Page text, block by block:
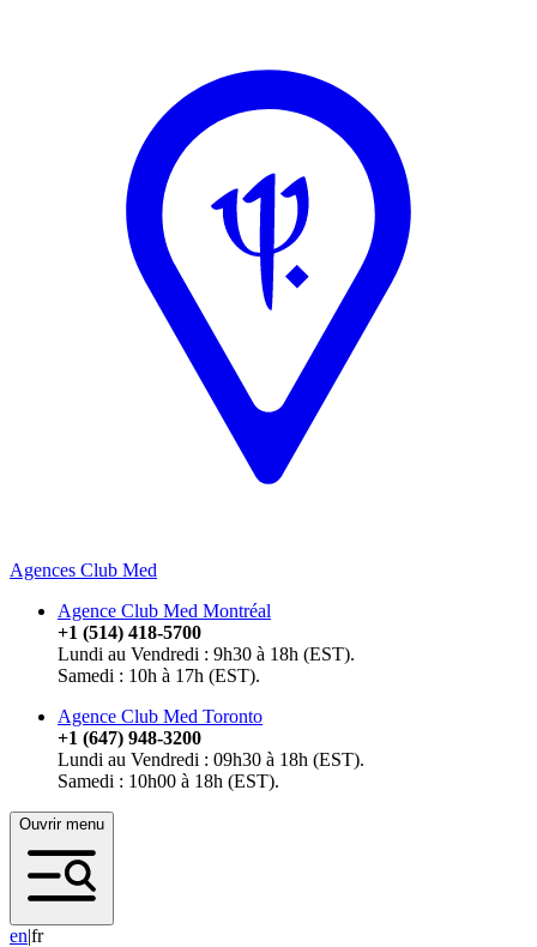
Agences Club Med
Agence Club Med Montréal
+1 (514) 418-5700
Lundi au Vendredi : 9h30 à 18h (EST).
Samedi : 10h à 17h (EST).
Agence Club Med Toronto
+1 (647) 948-3200
Lundi au Vendredi : 09h30 à 18h (EST).
Samedi : 10h00 à 18h (EST).
Ouvrir menu
en|fr